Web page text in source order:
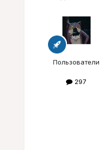
Пользователи
297